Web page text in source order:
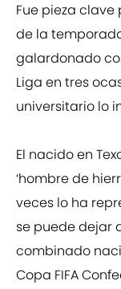
Fue pieza
de la
galardonado
Liga en tres
universitario lo
El nacido en
‘hombre de
veces lo ha
se puede dejar
combinado
Copa FIFA